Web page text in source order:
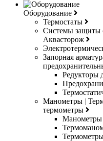
Оборудование
Термостаты
Системы
Аквасторож
Запорная
Редукторы
Манометры |
термометры
Манометры